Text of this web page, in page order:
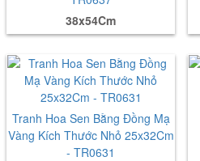
38x54Cm
Tranh Hoa Sen Bằng Đồng Mạ
Vàng Kích Thước Nhỏ 25x32Cm
- TR0631